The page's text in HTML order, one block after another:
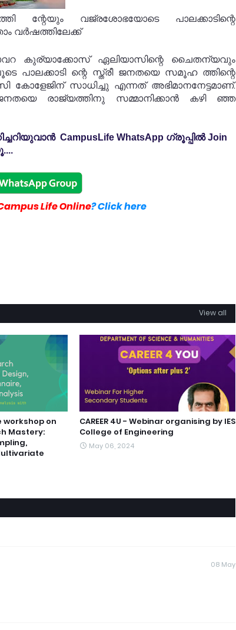
ന്റേയും വജ്രശോഭയോടെ പാലക്കാടിന്റെ
വർഷത്തിലേക്ക്
കുര്യാക്കോസ് ഏലിയാസിന്റെ ചൈതന്യവും
പാലക്കാടി ന്റെ സ്ത്രീ ജനതയെ സമൂഹ ത്തിന്റെ
സാധിച്ചു എന്നത് അഭിമാനനേട്ടമാണ്.
രാജ്യത്തിനു സമ്മാനിക്കാൻ കഴി ഞ്ഞ
CampusLife WhatsApp ഗ്രൂപ്പിൽ Join
Life Online? Click here
View all
workshop on
Mastery:
CAREER 4U - Webinar organising by IES
College of Engineering
May 06, 2024
08 May